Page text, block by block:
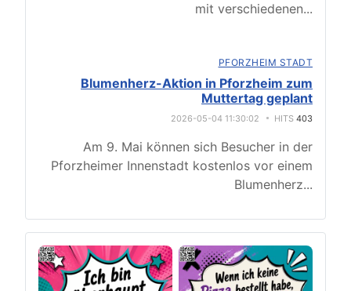
mit verschiedenen...
PFORZHEIM STADT
Blumenherz-Aktion in Pforzheim zum
Muttertag geplant
2026-05-04 11:30:02 HITS 403
Am 9. Mai können sich Besucher in der
Pforzheimer Innenstadt kostenlos vor einem
Blumenherz...